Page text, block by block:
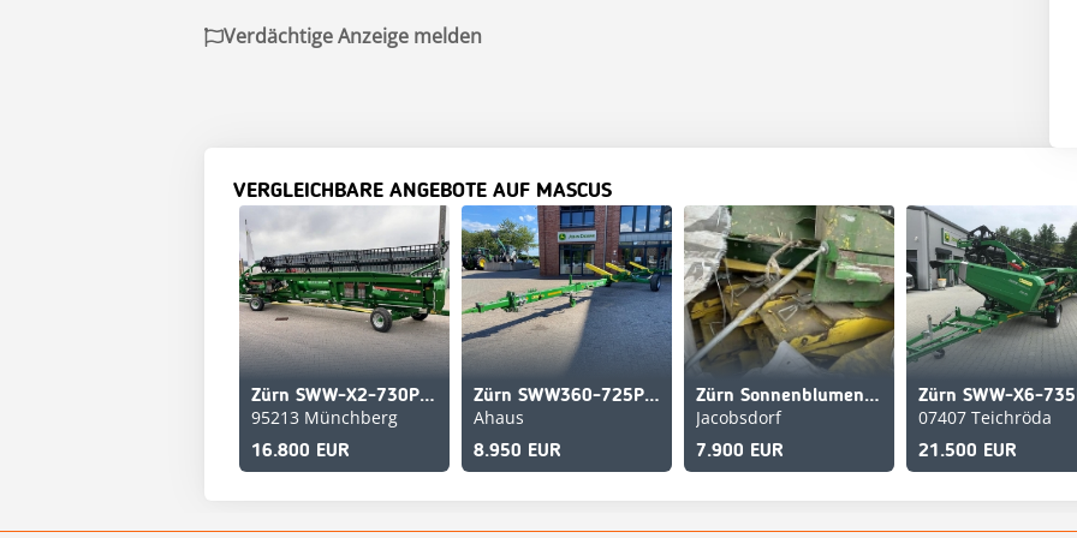
Verdächtige Anzeige melden
VERGLEICHBARE ANGEBOTE AUF MASCUS
Zürn SWW-X2-730PF-A
95213 Münchberg
16.800 EUR
Zürn SWW360-725PF-A
Ahaus
8.950 EUR
Zürn Sonnenblumenvorsatz
Jacobsdorf
7.900 EUR
07407 Teichröda
21.500 EUR